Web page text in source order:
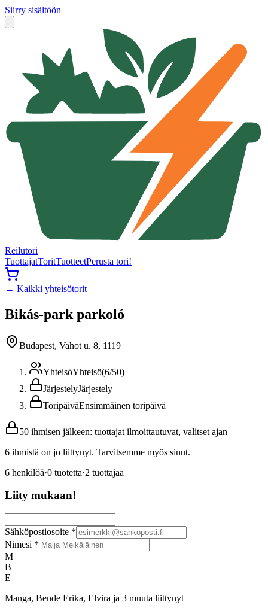
Siirry sisältöön
Reilutori
TuottajatToritTuotteetPerusta tori!
← Kaikki yhteisötorit
Bikás-park parkoló
Budapest, Vahot u. 8, 1119
YhteisöYhteisö(6/50)
JärjestelyJärjestely
ToripäiväEnsimmäinen toripäivä
50 ihmisen jälkeen: tuottajat ilmoittautuvat, valitset ajan
6 ihmistä on jo liittynyt. Tarvitsemme myös sinut.
6 henkilöä·0 tuotetta·2 tuottajaa
Liity mukaan!
Sähköpostiosoite *
Nimesi *
M
B
E
Manga, Bende Erika, Elvira ja 3 muuta liittynyt